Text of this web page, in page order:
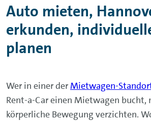
Auto mieten,
erkunden,
planen
Wer in einer der Mietwagen-
Rent-a-Car einen Mietwagen bucht,
körperliche Bewegung verzichten.